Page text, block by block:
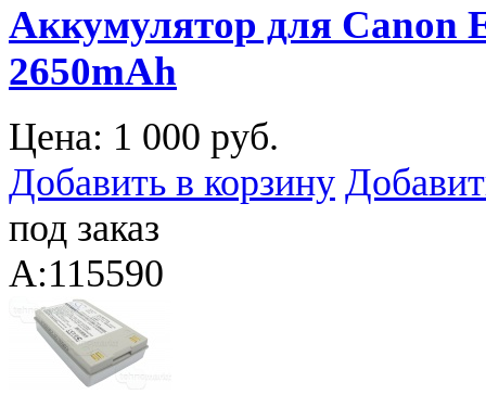
Аккумулятор для Canon
2650mAh
Цена: 1 000 руб.
Добавить в корзину
под заказ
A:115590